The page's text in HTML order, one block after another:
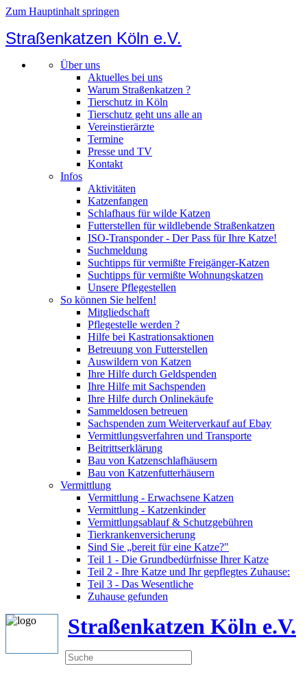
Zum Hauptinhalt springen
Straßenkatzen Köln e.V.
Über uns
Aktuelles bei uns
Warum Straßenkatzen ?
Tierschutz in Köln
Tierschutz geht uns alle an
Vereinstierärzte
Termine
Presse und TV
Kontakt
Infos
Aktivitäten
Katzenfangen
Schlafhaus für wilde Katzen
Futterstellen für wildlebende Straßenkatzen
ISO-Transponder - Der Pass für Ihre Katze!
Suchmeldung
Suchtipps für vermißte Freigänger-Katzen
Suchtipps für vermißte Wohnungskatzen
Unsere Pflegestellen
So können Sie helfen!
Mitgliedschaft
Pflegestelle werden ?
Hilfe bei Kastrationsaktionen
Betreuung von Futterstellen
Auswildern von Katzen
Ihre Hilfe durch Geldspenden
Ihre Hilfe mit Sachspenden
Ihre Hilfe durch Onlinekäufe
Sammeldosen betreuen
Sachspenden zum Weiterverkauf auf Ebay
Vermittlungsverfahren und Transporte
Beitrittserklärung
Bau von Katzenschlafhäusern
Bau von Katzenfutterhäusern
Vermittlung
Vermittlung - Erwachsene Katzen
Vermittlung - Katzenkinder
Vermittlungsablauf & Schutzgebühren
Tierkrankenversicherung
Sind Sie „bereit für eine Katze?"
Teil 1 - Die Grundbedürfnisse Ihrer Katze
Teil 2 - Ihre Katze und Ihr gepflegtes Zuhause:
Teil 3 - Das Wesentliche
Zuhause gefunden
Straßenkatzen Köln e.V.